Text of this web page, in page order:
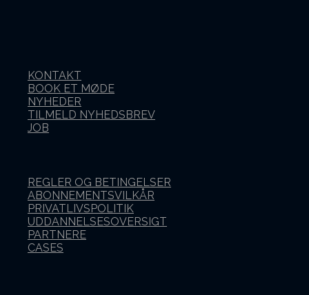
KONTAKT
BOOK ET MØDE
NYHEDER
TILMELD NYHEDSBREV
JOB
REGLER OG BETINGELSER
ABONNEMENTSVILKÅR
PRIVATLIVSPOLITIK
UDDANNELSESOVERSIGT
PARTNERE
CASES